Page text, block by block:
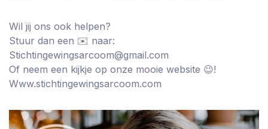
Wil jij ons ook helpen?
Stuur dan een ✉️ naar:
Stichtingewingsarcoom@gmail.com
Of neem een kijkje op onze mooie website 😉!
Www.stichtingewingsarcoom.com